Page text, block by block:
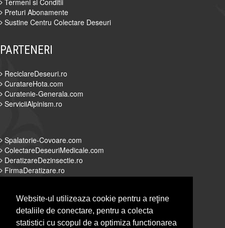
Website-ul utilizeaza cookie pentru a reţine
detaliile de conectare, pentru a colecta
statistici cu scopul de a optimiza functionarea
Preturi Abonamente
Sustine Centru Colectare Deseuri
PARTENERI
ReciclareDeseuri.ro
CuratareHota.com
Curatenie-Generala.com
ServiciiAlpinism.ro
Spalatorie-Covoare.com
ColectareDeseuriMedicale.com
DeratizareDezinsectie.ro
FirmaDeratizare.ro
Alpinist-Utilitar.com